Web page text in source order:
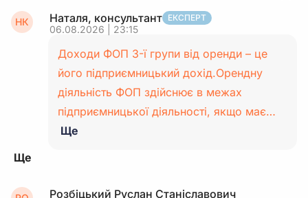
НК Наталя, консультант ЕКСПЕРТ
06.08.2026 | 23:15
Доходи ФОП 3-ї групи від оренди – це
його підприємницький дохід.Орендну
діяльність ФОП здійснює в межах
підприємницької діяльності, якщо має…
Ще
Розбіцький Руслан Станіславович